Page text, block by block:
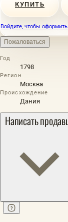
КУПИТЬ
Войдите, чтобы оформить
Пожаловаться
Год
1798
Регион
Москва
Происхождение
Дания
Написать